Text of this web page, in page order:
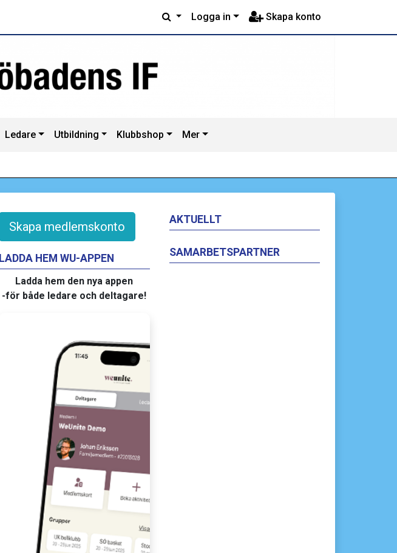
Logga in Skapa konto
Ledare Utbildning Klubbshop Mer
Skapa medlemskonto
LADDA HEM WU-APPEN
Ladda hem den nya appen
-för både ledare och deltagare!
AKTUELLT
SAMARBETSPARTNER